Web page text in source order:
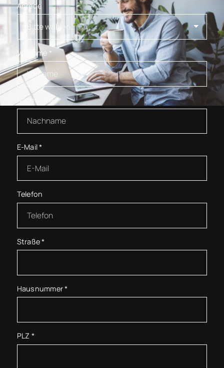
Anrede
Vorname *
Nachname*
E-Mail*
Telefon
Straße*
Hausnummer*
PLZ *